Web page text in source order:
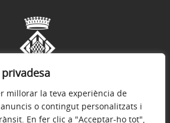
millorar la teva experiència de
o contingut personalitzats i
En fer clic a "Acceptar-ho tot",